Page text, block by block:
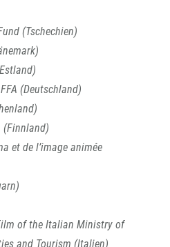
(Tschechien)
(Deutschland)
(Finnland)
et de l’image animée
of the Italian Ministry of
and Tourism (Italien)